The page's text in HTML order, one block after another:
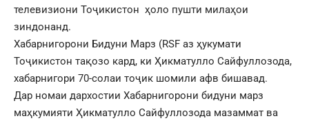
телевизиони Тоҷикистон ҳоло пушти милаҳои
зиндонанд.
Хабарнигорони Бидуни Марз (RSF аз ҳукумати
Тоҷикистон тақозо кард, ки Ҳикматулло Сайфуллозода,
хабарнигори 70-солаи тоҷик шомили афв бишавад.
Дар номаи дархостии Хабарнигорони бидуни марз
маҳкумияти Ҳикматулло Сайфуллозода мазаммат ва